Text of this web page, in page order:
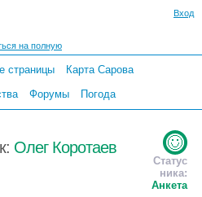
Вход
на полную
страницы
Карта Сарова
Форумы Погода
Олег Коротаев
Статус
ника:
Анкета